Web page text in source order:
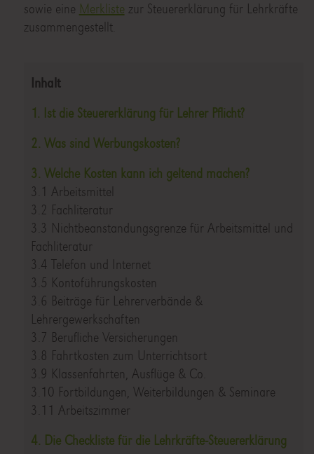
sowie eine Merkliste zur Steuererklärung für Lehrkräfte
zusammengestellt.
Inhalt
1. Ist die Steuererklärung für Lehrer Pflicht?
2. Was sind Werbungskosten?
3. Welche Kosten kann ich geltend machen?
3.1 Arbeitsmittel
3.2 Fachliteratur
3.3 Nichtbeanstandungsgrenze für Arbeitsmittel und
Fachliteratur
3.4 Telefon und Internet
3.5 Kontoführungskosten
3.6 Beiträge für Lehrerverbände &
Lehrergewerkschaften
3.7 Berufliche Versicherungen
3.8 Fahrtkosten zum Unterrichtsort
3.9 Klassenfahrten, Ausflüge & Co.
3.10 Fortbildungen, Weiterbildungen & Seminare
3.11 Arbeitszimmer
4. Die Checkliste für die Lehrkräfte-Steuererklärung